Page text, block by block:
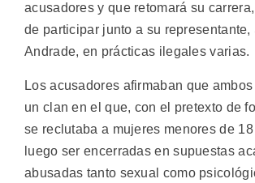
acusadores y que retomará su
de participar junto a su representante,
Andrade, en prácticas ilegales varias.
Los acusadores afirmaban que
un clan en el que, con el pretexto de
se reclutaba a mujeres menores de
luego ser encerradas en supuestas
abusadas tanto sexual como